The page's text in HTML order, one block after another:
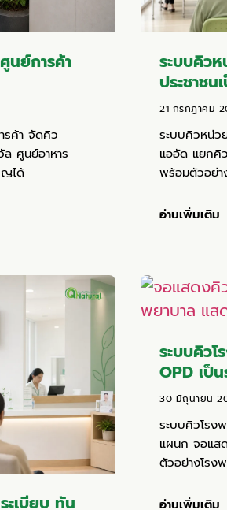
นย์การค้า
รค้า จัดคิว
ล ศูนย์อาหาร
ญได้
ระบบคิวห
ประชาชน
21 กรกฎาคม
ระบบคิวหน่ว
แออัด แยกคิ
พร้อมตัวอย่
อ่านเพิ่มเติม
ะเบียบ ทัน
ระบบคิว
OPD เป็
30 มิถุนายน
ระบบคิวโรง
แผนก จอแส
ตัวอย่างโรง
อ่านเพิ่มเติม